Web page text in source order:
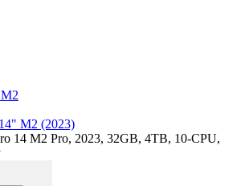
M2 (2023)
14 M2 Pro, 2023, 32GB, 4TB, 10-CPU,